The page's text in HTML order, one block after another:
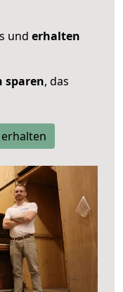
und erhalten
sparen, das